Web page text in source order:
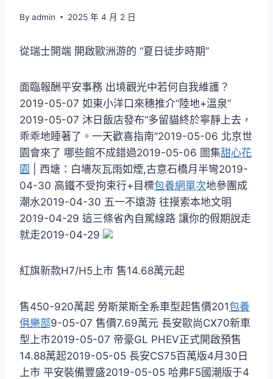
By admin 2025 年 4 月 2 日
從瑞士開端 開啟歐洲游的 “夏日徒步時期”
面臨報酬平安事務 出境觀光中若何自我維護？
2019-05-07 如東小洋口來穗推介“陸地+溫泉”
2019-05-07 沐日飯店發布“多留貓終於寧靜上去，
乖乖地睡著了。一天歡喜指南”2019-05-06 北京世
園會來了 哪些館不成錯過2019-05-06 圖集甜心花
園 | 西塘：白墻灰瓦雨如煙,古意石橋月半彎2019-
04-30 高鐵不受拘束行+目標包養網單次地參團成
潮水2019-04-30 五一不遠游 往摸索本地文明
2019-04-29 這三條省內自駕線路 讓你的假期說走
就走2019-04-29
紅旗新款H7/H5上市 售14.68萬元起
售450-920萬起 勞斯萊斯全系車型起售價201包養
俱樂部9-05-07 售價7.69萬元 長安歐尚CX70新車
型上市2019-05-07 帝豪GL PHEV正式開啟預售
14.88萬起2019-05-05 長安CS75百萬版4月30日
上市 平安裝備豐盛2019-05-05 哈弗F5國潮版于4